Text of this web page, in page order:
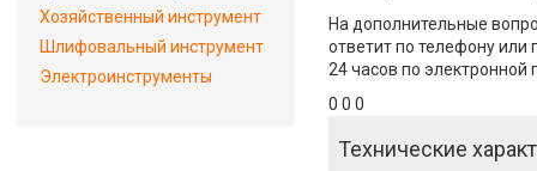
На дополнительные
ответит по телефону или
24 часов по электронной
0 0 0
Технические
Хозяйственный инструмент
Шлифовальный инструмент
Электроинструменты